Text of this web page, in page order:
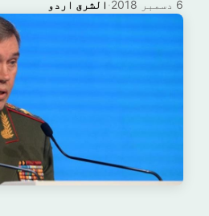
الشرق اردو · 6 دسمبر 2018